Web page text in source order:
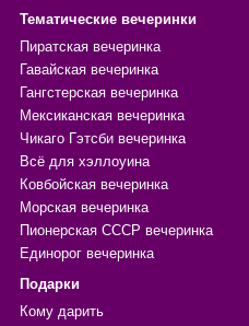
Тематические вечеринки
Пиратская вечеринка
Гавайская вечеринка
Гангстерская вечеринка
Мексиканская вечеринка
Чикаго Гэтсби вечеринка
Всё для хэллоуина
Ковбойская вечеринка
Морская вечеринка
Пионерская СССР вечеринка
Единорог вечеринка
Подарки
Кому дарить